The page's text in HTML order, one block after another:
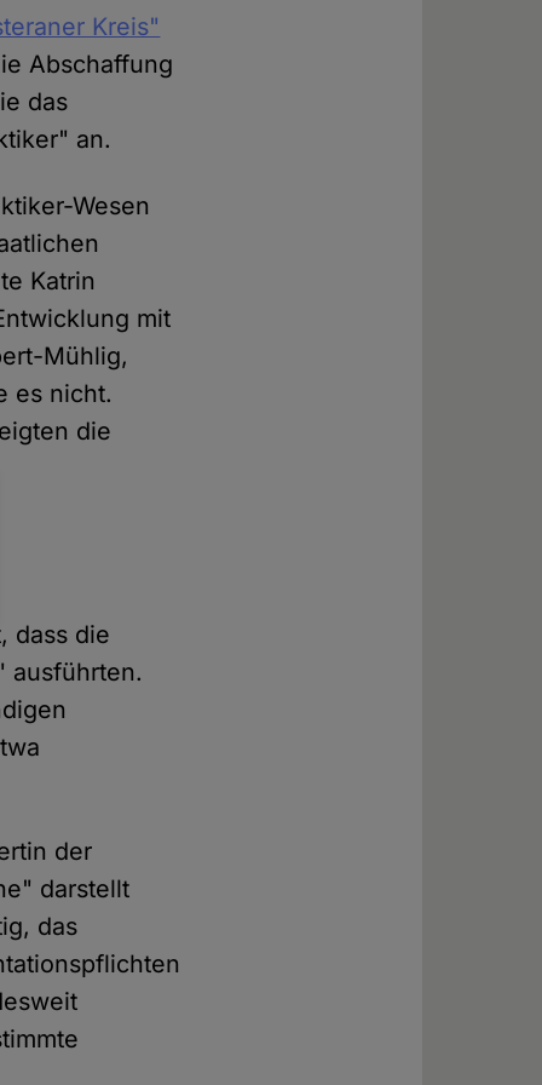
Kreis"
Abschaffung
das
an.
Wesen
Katrin
mit
Mühlig,
es nicht.
die
dass die
ausführten.
der
darstellt
das